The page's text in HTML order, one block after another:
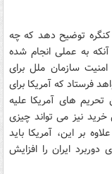
کنگره توضیح دهد که چه
به عملی انجام شده
سازمان ملل برای
فرستاد که آمریکا برای
های آمریکا علیه
نیز می تواند چیزی
بر این، آمریکا باید
ایران را افزایش